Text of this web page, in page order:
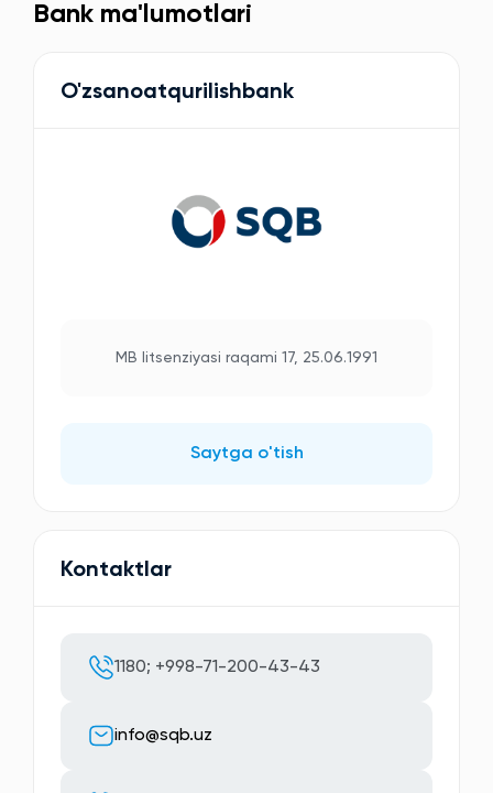
Bank ma'lumotlari
O'zsanoatqurilishbank
MB litsenziyasi raqami 17, 25.06.1991
Saytga o'tish
Kontaktlar
1180; +998-71-200-43-43
info@sqb.uz